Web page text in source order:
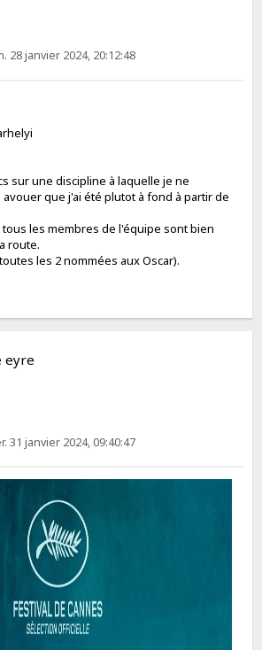
28 janvier 2024, 20:12:48
sur une discipline à laquelle je ne
que j'ai été plutot à fond à partir de
les membres de l'équipe sont bien
route.
les 2 nommées aux Oscar).
eyre
31 janvier 2024, 09:40:47